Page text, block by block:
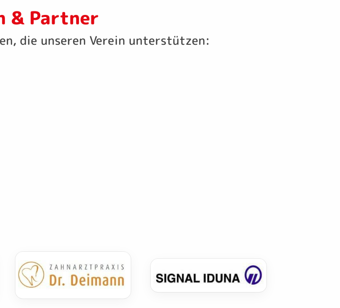
& Partner
die unseren Verein unterstützen: